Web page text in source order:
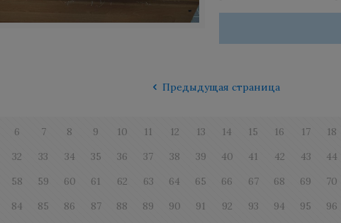
Предыдущая страница
6 7 8 9 10 11 12 13 14 15 16 17 18
32 33 34 35 36 37 38 39 40 41 42 43 44
58 59 60 61 62 63 64 65 66 67 68 69 70
84 85 86 87 88 89 90 91 92 93 94 95 96